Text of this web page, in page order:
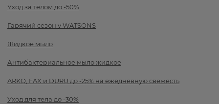
Уход за телом до -50%
Гарячий сезон у WATSONS
Жидкое мыло
Антибактериальное мыло жидкое
ARKO, FAX и DURU до -25% на ежедневную свежесть
Уход для тела до -30%